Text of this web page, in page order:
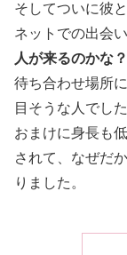
そしてついに彼
ネットでの出会
人が来るのかな？
待ち合わせ場所
目そうな人でした
おまけに身長も
されて、なぜだか
りました。